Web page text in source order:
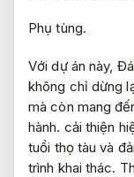
Phụ tùng.
Với dự án này,
không chỉ dừng
mà còn mang
hành. cải thiện
tuổi thọ tàu và
trình khai thác.